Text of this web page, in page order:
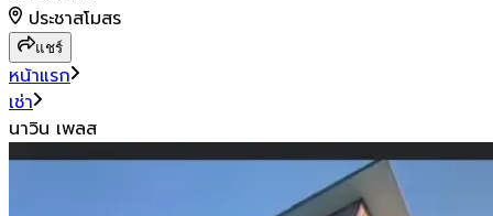
ประชาสโมสร
แชร์
หน้าแรก
เช่า
นาวิน เพลส